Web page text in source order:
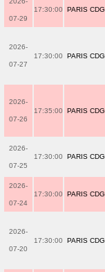
07-29
17:30:00 PARIS CDG
2026-
07-27
17:30:00 PARIS CDG
2026-
07-26
17:35:00 PARIS CDG
2026-
07-25
17:30:00 PARIS CDG
2026-
07-24
17:30:00 PARIS CDG
2026-
07-20
17:30:00 PARIS CDG